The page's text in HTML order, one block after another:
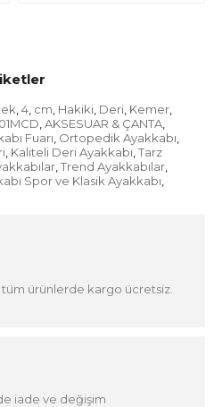
4 cm Hakiki Deri Kemer
AKSESUAR & ÇANTA,
Fuarı Ortopedik Ayakkabı
Kaliteli Deri Ayakkabı Tarz
Trend Ayakkabılar
Spor ve Klasik Ayakkabı
tüm ürünlerde kargo ücretsiz.
iade ve değişim